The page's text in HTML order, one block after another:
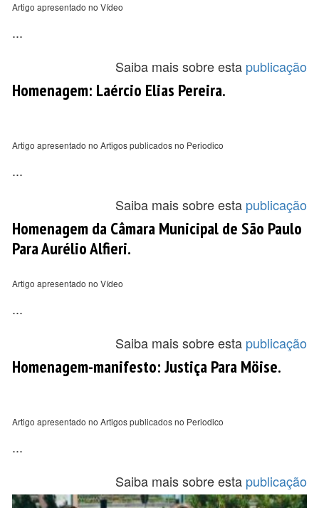
Artigo apresentado no Vídeo
...
Saiba mais sobre esta publicação
Homenagem: Laércio Elias Pereira.
Artigo apresentado no Artigos publicados no Periodico
...
Saiba mais sobre esta publicação
Homenagem da Câmara Municipal de São Paulo
Para Aurélio Alfieri.
Artigo apresentado no Vídeo
...
Saiba mais sobre esta publicação
Homenagem-manifesto: Justiça Para Möise.
Artigo apresentado no Artigos publicados no Periodico
...
Saiba mais sobre esta publicação